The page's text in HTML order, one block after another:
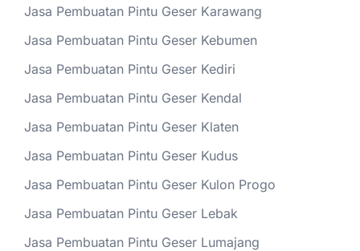
Jasa Pembuatan Pintu Geser Karawang
Jasa Pembuatan Pintu Geser Kebumen
Jasa Pembuatan Pintu Geser Kediri
Jasa Pembuatan Pintu Geser Kendal
Jasa Pembuatan Pintu Geser Klaten
Jasa Pembuatan Pintu Geser Kudus
Jasa Pembuatan Pintu Geser Kulon Progo
Jasa Pembuatan Pintu Geser Lebak
Jasa Pembuatan Pintu Geser Lumajang